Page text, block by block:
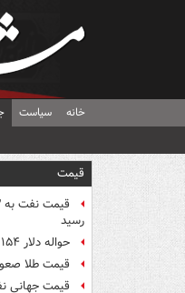
خانه سیاست
قیمت
رسید
حواله دلار ۱۵۴ هزار و ۴۵۱ تومان شد
قیمت طلا
قیمت جهانی نفت